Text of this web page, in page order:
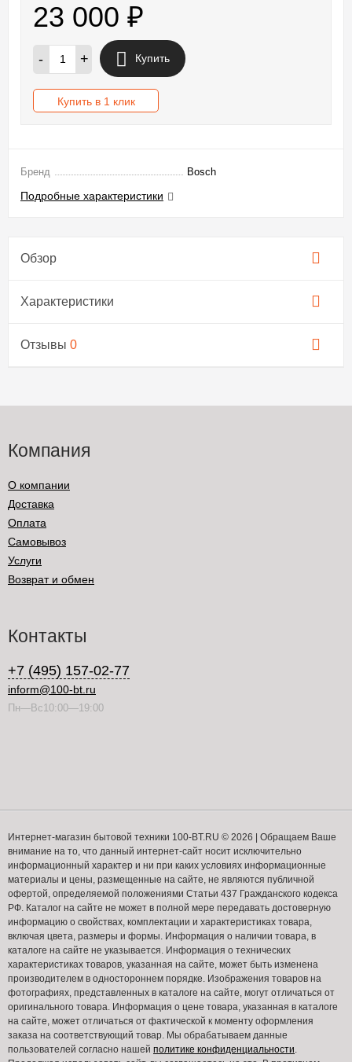
23 000 ₽
- + Купить
Купить в 1 клик
Бренд Bosch
Подробные характеристики
Обзор
Характеристики
Отзывы 0
Компания
О компании
Доставка
Оплата
Самовывоз
Услуги
Возврат и обмен
Контакты
+7 (495) 157-02-77
inform@100-bt.ru
Пн—Вс10:00—19:00
Интернет-магазин бытовой техники 100-BT.RU © 2026 | Обращаем Ваше
внимание на то, что данный интернет-сайт носит исключительно
информационный характер и ни при каких условиях информационные
материалы и цены, размещенные на сайте, не являются публичной
офертой, определяемой положениями Статьи 437 Гражданского кодекса
РФ. Каталог на сайте не может в полной мере передавать достоверную
информацию о свойствах, комплектации и характеристиках товара,
включая цвета, размеры и формы. Информация о наличии товара, в
каталоге на сайте не указывается. Информация о технических
характеристиках товаров, указанная на сайте, может быть изменена
производителем в одностороннем порядке. Изображения товаров на
фотографиях, представленных в каталоге на сайте, могут отличаться от
оригинального товара. Информация о цене товара, указанная в каталоге
на сайте, может отличаться от фактической к моменту оформления
заказа на соответствующий товар. Мы обрабатываем данные
пользователей согласно нашей политике конфиденциальности.